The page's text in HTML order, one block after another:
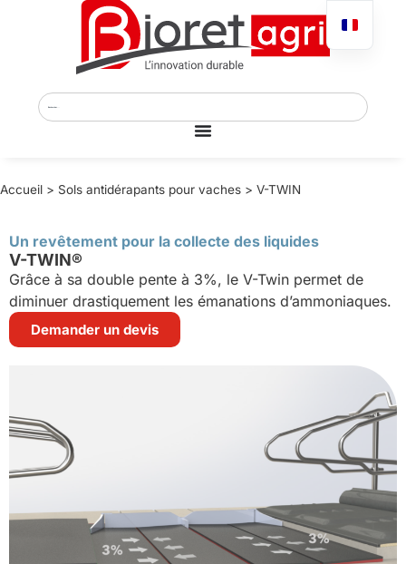
Accueil > Sols antidérapants pour vaches > V-TWIN
Un revêtement pour la collecte des liquides
V-TWIN®
Grâce à sa double pente à 3%, le V-Twin permet de
diminuer drastiquement les émanations d’ammoniaques.
Demander un devis